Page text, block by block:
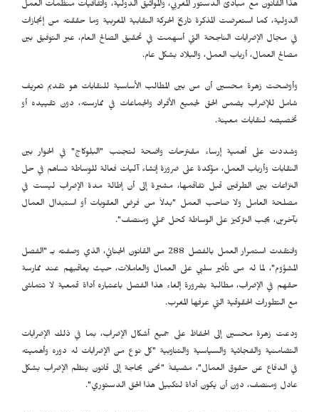
هذا القانون مع مبادئ الدستور المغربي، والمواثيق الدولية، واتفاقيات منظمات العمل
الدولية، كما استعرضت المذكرة تاريخ الحركة النقابية المغربية وما حققته من إنجازات
في مجال الإضرابات الناجحة التي أسهمت في تحقيق الصالح العام، عبر التوفيق بين
مصالح العمال، أرباب العمل، والبلاد بشكل عام.
وأوضحت زهرة محسين أن من بين المطالب الأساسية للنقابات هو تقديم تعريف
شامل للإضراب يضمن الحق لجميع الأفراد والجماعات في ممارسته، دون تقييده أو
تخصيصه لنقابات معينة.
وشددت على أهمية إرساء مقترحات واضحة لتجنب "البلوكاج" في الحوار بين
النقابات وأرباب العمل، مؤكدة على ضرورة إنشاء آليات فعالة للوساطة تساهم في حل
النزاعات بين الطرفين قبل تفاقمها، مشيرة إلى أن إطالة مدة الإضراب ليست في
مصلحة العامل ولا صاحب العمل "بدلاً من فرض العقوبات أو استبدال العمال
بآخرين، يجب التركيز على الوساطة كحل عملي ومنصف".
وانتقدت استمرار العمل بالفصل 288 من القانون الجنائي، الذي وصفته بـ "الفصل
المشؤوم"، لما له من تأثير سلبي على العمال والعاملات، حيث يعاقبهم عند ممارسة
حقهم في الإضراب، مطالبة بضرورة إلغاء هذا الفصل باعتباره أداة قمعية لا تتماشى
مع التطورات الحقوقية التي عرفها المغرب.
ودعت زهرة محسين إلى الحفاظ على جميع أشكال الإضراب، بما في ذلك الإضرابات
التضامنية والفجائية والسياسية والتناوبية "كل نوع من الإضرابات له دوره وأهميته
في الدفاع عن حقوق العمال"، مضيفةً "نحن بحاجة إلى قانون ينظم الإضراب بشكل
عادل ومنصف، دون أن يكون أداة لتكبيل هذا الحق الدستوري".